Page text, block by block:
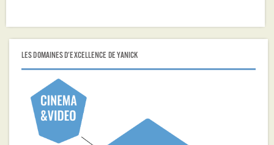
LES DOMAINES D'EXCELLENCE DE YANICK